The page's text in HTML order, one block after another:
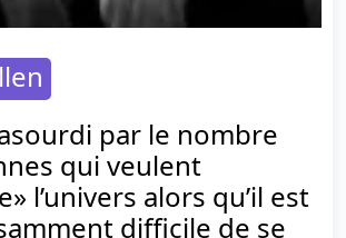
par le nombre
qui veulent
l’univers alors qu’il est
difficile de se